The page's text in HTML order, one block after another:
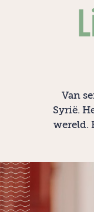
Van
Syrië.
wereld.